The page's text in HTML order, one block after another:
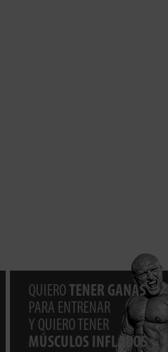
QUIERO TENER GANAS
PARA ENTRENAR
Y QUIERO TENER
MÚSCULOS INFLADOS